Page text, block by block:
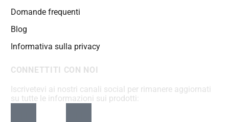
Domande frequenti
Blog
Informativa sulla privacy
CONNETTITI CON NOI
Iscrivetevi ai nostri canali social per rimanere aggiornati
su tutte le informazioni sui prodotti: